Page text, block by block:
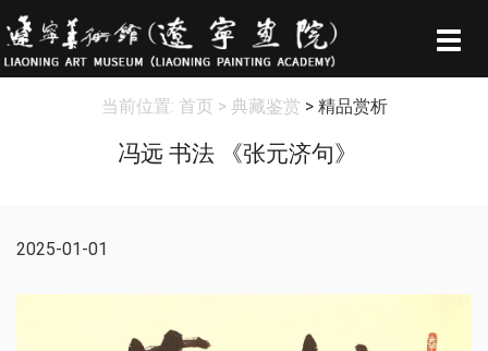
当前位置: 首页 > 典藏鉴赏 > 精品赏析
冯远 书法 《张元济句》
2025-01-01